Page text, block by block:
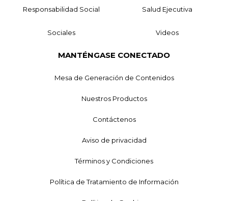
Responsabilidad Social Salud Ejecutiva
Sociales Videos
MANTÉNGASE CONECTADO
Mesa de Generación de Contenidos
Nuestros Productos
Contáctenos
Aviso de privacidad
Términos y Condiciones
Política de Tratamiento de Información